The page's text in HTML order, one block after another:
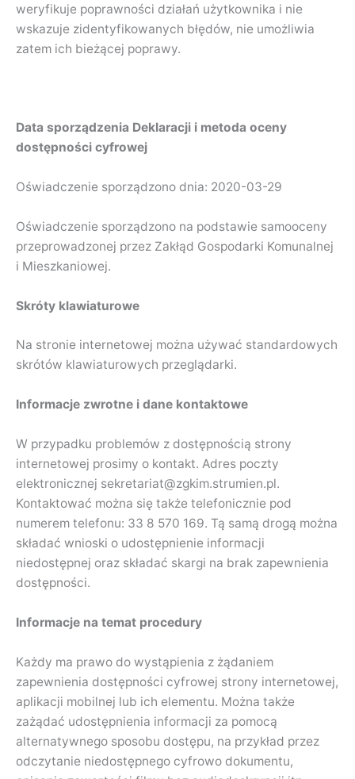
weryfikuje poprawności działań użytkownika i nie
wskazuje zidentyfikowanych błędów, nie umożliwia
zatem ich bieżącej poprawy.
Data sporządzenia Deklaracji i metoda oceny
dostępności cyfrowej
Oświadczenie sporządzono dnia: 2020-03-29
Oświadczenie sporządzono na podstawie samooceny
przeprowadzonej przez Zakłąd Gospodarki Komunalnej
i Mieszkaniowej.
Skróty klawiaturowe
Na stronie internetowej można używać standardowych
skrótów klawiaturowych przeglądarki.
Informacje zwrotne i dane kontaktowe
W przypadku problemów z dostępnością strony
internetowej prosimy o kontakt. Adres poczty
elektronicznej sekretariat@zgkim.strumien.pl.
Kontaktować można się także telefonicznie pod
numerem telefonu: 33 8 570 169. Tą samą drogą można
składać wnioski o udostępnienie informacji
niedostępnej oraz składać skargi na brak zapewnienia
dostępności.
Informacje na temat procedury
Każdy ma prawo do wystąpienia z żądaniem
zapewnienia dostępności cyfrowej strony internetowej,
aplikacji mobilnej lub ich elementu. Można także
zażądać udostępnienia informacji za pomocą
alternatywnego sposobu dostępu, na przykład przez
odczytanie niedostępnego cyfrowo dokumentu,